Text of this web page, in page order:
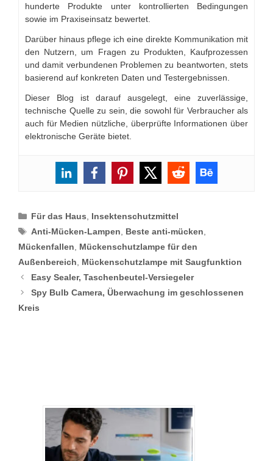
hunderte Produkte unter kontrollierten Bedingungen
sowie im Praxiseinsatz bewertet.
Darüber hinaus pflege ich eine direkte Kommunikation mit
den Nutzern, um Fragen zu Produkten, Kaufprozessen
und damit verbundenen Problemen zu beantworten, stets
basierend auf konkreten Daten und Testergebnissen.
Dieser Blog ist darauf ausgelegt, eine zuverlässige,
technische Quelle zu sein, die sowohl für Verbraucher als
auch für Medien nützliche, überprüfte Informationen über
elektronische Geräte bietet.
Categories
Für das Haus
Insektenschutzmittel
Tags
Anti-Mücken-Lampen Beste anti-mücken
Mückenfallen
Mückenschutzlampe für den
Außenbereich
Mückenschutzlampe mit Saugfunktion
Easy Sealer, Taschenbeutel-Versiegeler
Spy Bulb Camera, Überwachung im geschlossenen
Kreis